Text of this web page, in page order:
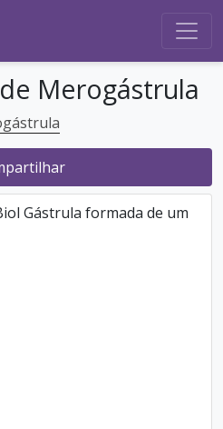
Merogástrula
Gástrula formada de um